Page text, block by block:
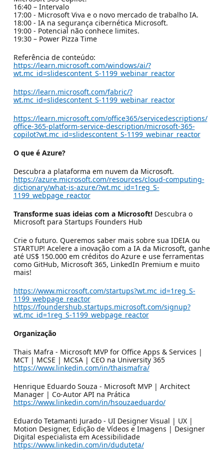
16:40 – Intervalo
17:00 - Microsoft Viva e o novo mercado de trabalho IA.
18:00 - IA na segurança cibernética Microsoft.
19:00 - Potencial não conhece limites.
19:30 – Power Pizza Time
Referência de conteúdo:
https://learn.microsoft.com/windows/ai/?
wt.mc_id=slidescontent_S-1199_webinar_reactor
https://learn.microsoft.com/fabric/?
wt.mc_id=slidescontent_S-1199_webinar_reactor
https://learn.microsoft.com/office365/servicedescriptions/
office-365-platform-service-description/microsoft-365-
copilot?wt.mc_id=slidescontent_S-1199_webinar_reactor
O que é Azure?
Descubra a plataforma em nuvem da Microsoft.
https://azure.microsoft.com/resources/cloud-computing-
dictionary/what-is-azure/?wt.mc_id=1reg_S-
1199_webpage_reactor
Transforme suas ideias com a Microsoft!Descubra o
Microsoft para Startups Founders Hub
Crie o futuro. Queremos saber mais sobre sua IDEIA ou
STARTUP! Acelere a inovação com a IA da Microsoft, ganhe
até US$ 150.000 em créditos do Azure e use ferramentas
como GitHub, Microsoft 365, LinkedIn Premium e muito
mais!
https://www.microsoft.com/startups?wt.mc_id=1reg_S-
1199_webpage_reactor
https://foundershub.startups.microsoft.com/signup?
wt.mc_id=1reg_S-1199_webpage_reactor
Organização
Thais Mafra - Microsoft MVP for Office Apps & Services |
MCT | MCSE | MCSA | CEO na University 365
https://www.linkedin.com/in/thaismafra/
Henrique Eduardo Souza - Microsoft MVP | Architect
Manager | Co-Autor API na Prática
https://www.linkedin.com/in/hsouzaeduardo/
Eduardo Tetamanti Jurado - UI Designer Visual | UX |
Motion Designer, Edição de Vídeos e Imagens | Designer
Digital especialista em Acessibilidade
https://www.linkedin.com/in/duduteta/